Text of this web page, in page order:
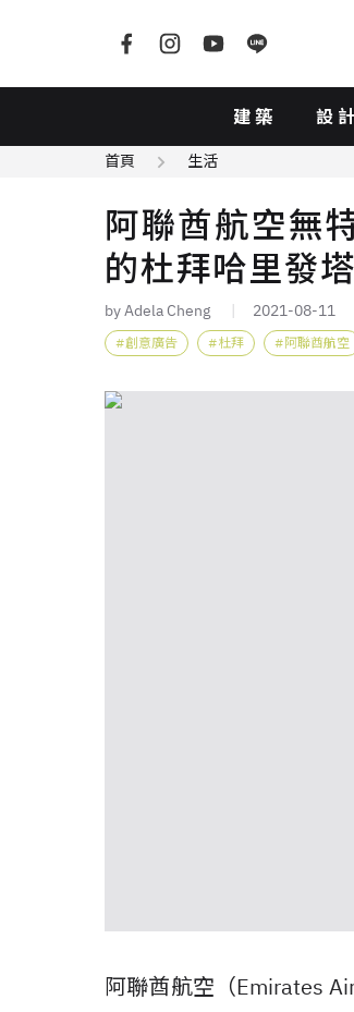
建築 設計
首頁 生活
阿聯酋航空無
的杜拜哈里發
by Adela Cheng 2021-08-11
創意廣告 杜拜 阿聯酋航空
阿聯酋航空（Emirates